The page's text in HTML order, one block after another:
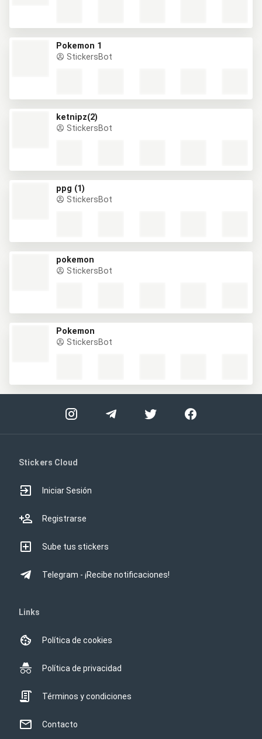
Pokemon 1
StickersBot
ketnipz(2)
StickersBot
ppg (1)
StickersBot
pokemon
StickersBot
Pokemon
StickersBot
Stickers Cloud
Iniciar Sesión
Registrarse
Sube tus stickers
Telegram - ¡Recibe notificaciones!
Links
Política de cookies
Política de privacidad
Términos y condiciones
Contacto